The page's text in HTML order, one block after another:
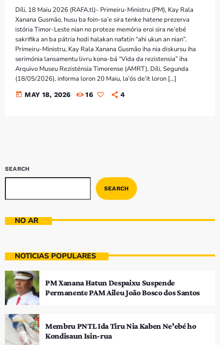
Bom dia RAFA
7:00 AM - 10:00 AM
Díli, 18 Maiu 2026 (RAFA.tl)- Primeiru-Ministru (PM), Kay Rala
Xanana Gusmão, husu ba foin-sa’e sira tenke hatene prezerva
istória Timor-Leste nian no proteze memória eroi sira ne’ebé
sakrifika an ba pátria hodi halakan nafatin “ahi ukun an nian”.
Primeiru-Ministru, Kay Rala Xanana Gusmão iha nia diskursu iha
serimónia lansamentu livru kona-bá “Vida da rezistensia” iha
Arquivo Museu Rezisténsia Timorense (AMRT), Díli, Segunda
(18/05/2026), informa loron 20 Maiu, la’ós de’it loron […]
today MAY 18, 2026 16 4
SEARCH
SEARCH
NO AR
NOTÍCIAS POPULARES
PM Xanana Hatun Despaixu Suspende
Permanente PAM Aileu João Bosco dos Santos
Membru PNTL Ida Tiru Nia Kaben Ne’ebé ho
Kondisaun Isin-rua